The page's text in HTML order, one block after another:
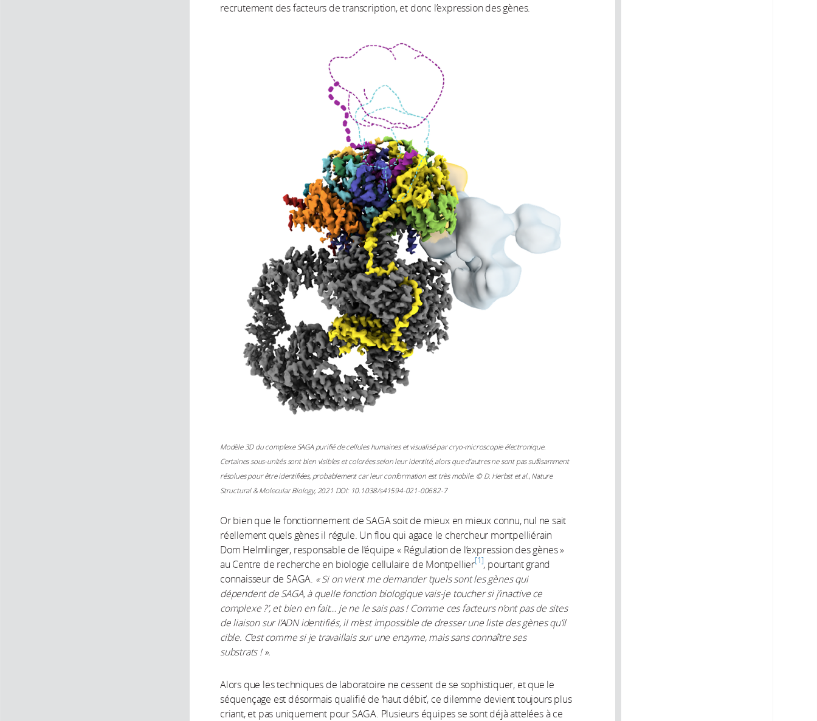
recrutement des facteurs de transcription, et donc l’expression des gènes.
Modèle 3D du complexe SAGA purifié de cellules humaines et visualisé par cryo-microscopie électronique.
Certaines sous-unités sont bien visibles et colorées selon leur identité, alors que d’autres ne sont pas suffisamment
résolues pour être identifiées, probablement car leur conformation est très mobile. © D. Herbst et al., Nature
Structural & Molecular Biology, 2021 DOI: 10.1038/s41594-021-00682-7
Or bien que le fonctionnement de SAGA soit de mieux en mieux connu, nul ne sait
réellement quels gènes il régule. Un flou qui agace le chercheur montpelliérain
Dom Helmlinger, responsable de l’équipe « Régulation de l’expression des gènes »
au Centre de recherche en biologie cellulaire de Montpellier 1 , pourtant grand
connaisseur de SAGA. « Si on vient me demander ‘quels sont les gènes qui
dépendent de SAGA, à quelle fonction biologique vais-je toucher si j’inactive ce
complexe ?’, et bien en fait… je ne le sais pas ! Comme ces facteurs n’ont pas de sites
de liaison sur l’ADN identifiés, il m’est impossible de dresser une liste des gènes qu’il
cible. C’est comme si je travaillais sur une enzyme, mais sans connaître ses
substrats ! ».
Alors que les techniques de laboratoire ne cessent de se sophistiquer, et que le
séquençage est désormais qualifié de ‘haut débit’, ce dilemme devient toujours plus
criant, et pas uniquement pour SAGA. Plusieurs équipes se sont déjà attelées à ce